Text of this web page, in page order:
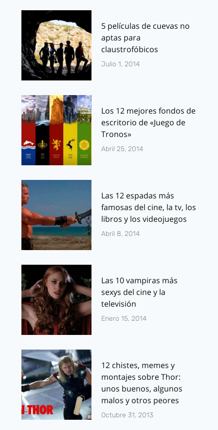
5 películas de cuevas no
aptas para
claustrofóbicos
Julio 1, 2014
Los 12 mejores fondos de
escritorio de «Juego de
Tronos»
Abril 25, 2014
Las 12 espadas más
famosas del cine, la tv, los
libros y los videojuegos
Abril 8, 2014
Las 10 vampiras más
sexys del cine y la
televisión
Enero 15, 2014
12 chistes, memes y
montajes sobre Thor:
unos buenos, algunos
malos y otros peores
Octubre 31, 2013